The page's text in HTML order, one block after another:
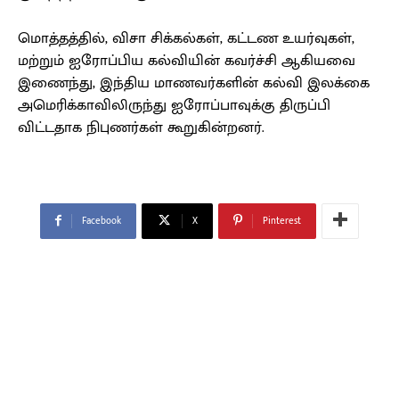
மொத்தத்தில், விசா சிக்கல்கள், கட்டண உயர்வுகள்,
மற்றும் ஐரோப்பிய கல்வியின் கவர்ச்சி ஆகியவை
இணைந்து, இந்திய மாணவர்களின் கல்வி இலக்கை
அமெரிக்காவிலிருந்து ஐரோப்பாவுக்கு திருப்பி
விட்டதாக நிபுணர்கள் கூறுகின்றனர்.
Facebook X Pinterest